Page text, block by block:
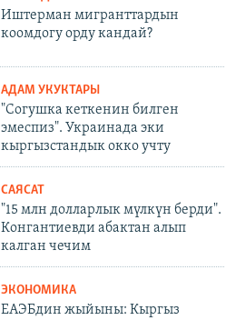
Иштерман мигранттардын
коомдогу орду кандай?
АДАМ УКУКТАРЫ
"Согушка кеткенин билген
эмеспиз". Украинада эки
кыргызстандык окко учту
САЯСАТ
"15 млн долларлык мүлкүн берди".
Конгантиевди абактан алып
калган чечим
ЭКОНОМИКА
ЕАЭБдин жыйыны: Кыргыз